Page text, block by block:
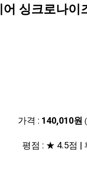
싱크로나
가격 : 140,010원
평점 : ★ 4.5점 |